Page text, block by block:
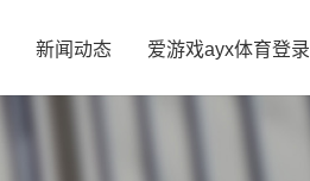
新闻动态 爱游戏ayx体育登录